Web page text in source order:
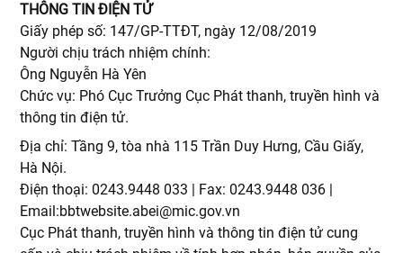
THÔNG TIN ĐIỆN TỬ
Giấy phép số: 147/GP-TTĐT, ngày 12/08/2019
Người chịu trách nhiệm chính:
Ông Nguyễn Hà Yên
Chức vụ: Phó Cục Trưởng Cục Phát thanh, truyền hình và
thông tin điện tử.
Địa chỉ: Tầng 9, tòa nhà 115 Trần Duy Hưng, Cầu Giấy,
Hà Nội.
Điện thoại: 0243.9448 033 | Fax: 0243.9448 036 |
Email:bbtwebsite.abei@mic.gov.vn
Cục Phát thanh, truyền hình và thông tin điện tử cung